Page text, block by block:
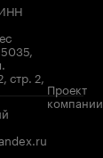
стр. 2,
Проект
компании